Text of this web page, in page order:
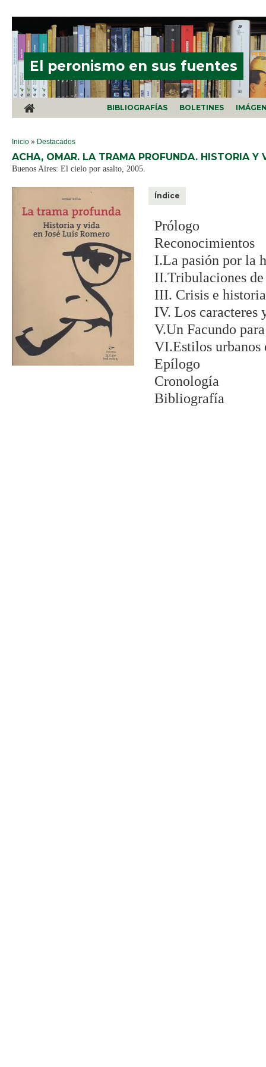
El peronismo en sus fuentes
BIBLIOGRAFÍAS BOLETINES
SE ENCUENTRA USTED AQUÍ
Inicio » Destacados
ACHA, OMAR. LA TRAMA PROFUNDA. HISTORIA Y
Buenos Aires: El cielo por asalto, 2005.
Índice
Prólogo
Reconocimientos
I.La pasión por la
II.Tribulaciones
III. Crisis e
IV. Los caracteres
V.Un Facundo
VI.Estilos urbanos
Epílogo
Cronología
Bibliografía